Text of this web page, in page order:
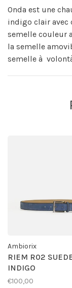
Onda est une
indigo clair
semelle couleur
la semelle
semelle à
Ambiorix
RIEM R02
INDIGO
€100,00